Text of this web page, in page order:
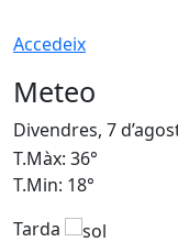
Accedeix
Meteo
Divendres, 7
T.Màx: 36°
T.Min: 18°
Tarda